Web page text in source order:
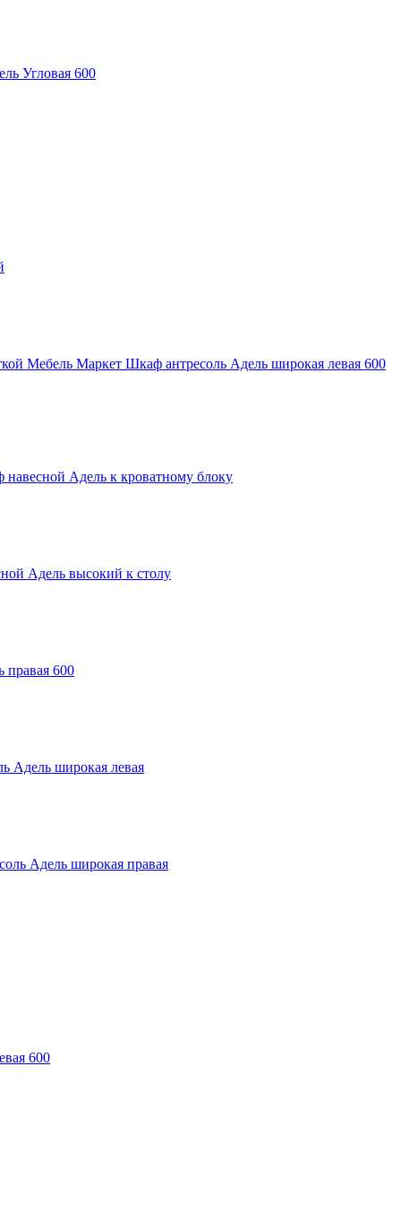
Угловая 600
Мебель Маркет Шкаф антресоль Адель широкая левая 600
Адель к кроватному блоку
Адель высокий к столу
правая 600
Адель широкая левая
Адель широкая правая
600